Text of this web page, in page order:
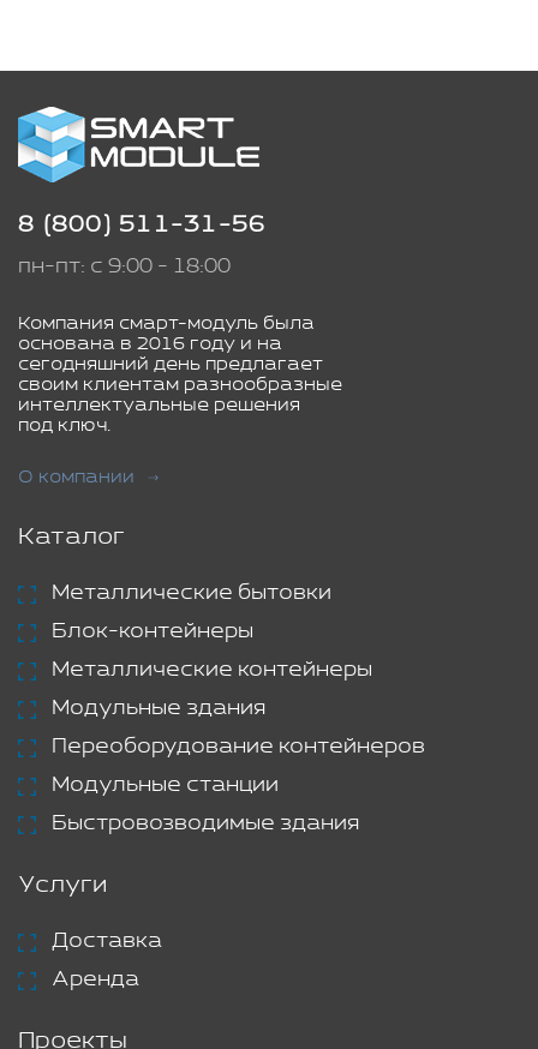
8 (800) 511-31-56
пн-пт: с 9:00 - 18:00
Компания смарт-модуль была
основана в 2016 году и на
сегодняшний день предлагает
своим клиентам разнообразные
интеллектуальные решения
под ключ.
О компании
Каталог
Металлические бытовки
Блок-контейнеры
Металлические контейнеры
Модульные здания
Переоборудование контейнеров
Модульные станции
Быстровозводимые здания
Услуги
Доставка
Аренда
Проекты